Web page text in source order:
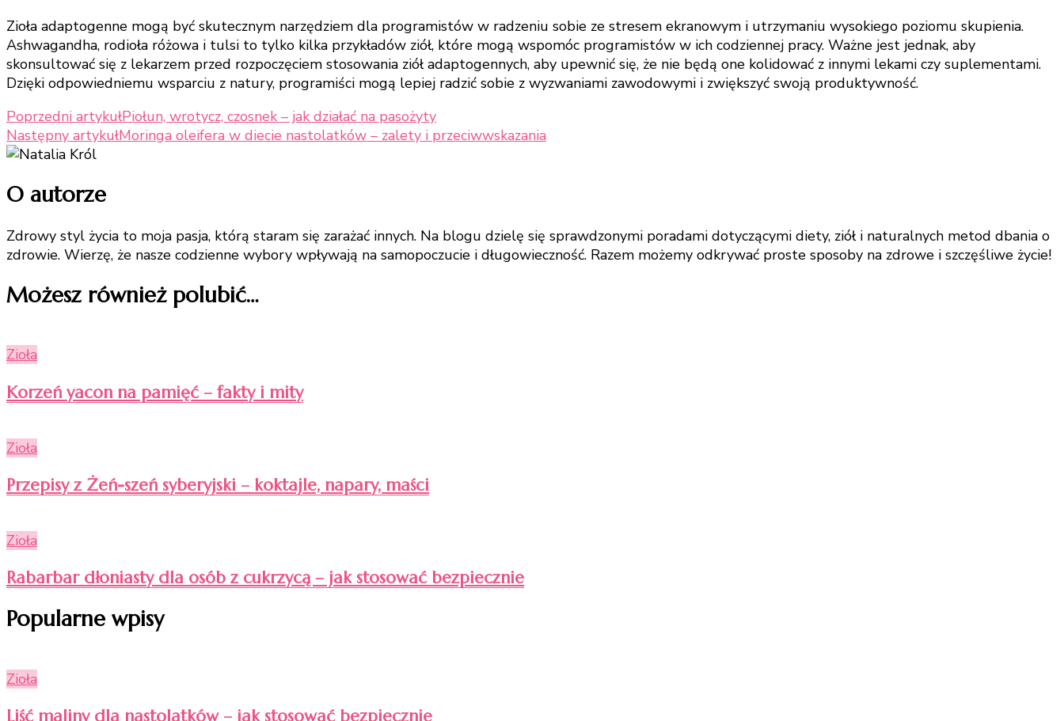
Zioła adaptogenne mogą być skutecznym narzędziem dla programistów w radzeniu sobie ze stresem ekranowym i utrzymaniu wysokiego poziomu skupienia.
Ashwagandha, rodioła różowa i tulsi to tylko kilka przykładów ziół, które mogą wspomóc programistów w ich codziennej pracy. Ważne jest jednak, aby
skonsultować się z lekarzem przed rozpoczęciem stosowania ziół adaptogennych, aby upewnić się, że nie będą one kolidować z innymi lekami czy suplementami.
Dzięki odpowiedniemu wsparciu z natury, programiści mogą lepiej radzić sobie z wyzwaniami zawodowymi i zwiększyć swoją produktywność.
Nawigacja
wpisu
Poprzedni artykułPiołun, wrotycz, czosnek – jak działać na pasożyty
Następny artykułMoringa oleifera w diecie nastolatków – zalety i przeciwwskazania
O autorze
Zdrowy styl życia to moja pasja, którą staram się zarażać innych. Na blogu dzielę się sprawdzonymi poradami dotyczącymi diety, ziół i naturalnych metod dbania o
zdrowie. Wierzę, że nasze codzienne wybory wpływają na samopoczucie i długowieczność. Razem możemy odkrywać proste sposoby na zdrowe i szczęśliwe życie!
Możesz również polubić…
Zioła
Korzeń yacon na pamięć – fakty i mity
Zioła
Przepisy z Żeń-szeń syberyjski – koktajle, napary, maści
Zioła
Rabarbar dłoniasty dla osób z cukrzycą – jak stosować bezpiecznie
Popularne wpisy
Zioła
Liść maliny dla nastolatków – jak stosować bezpiecznie